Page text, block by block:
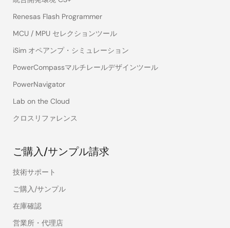
Renesas Flash Programmer
MCU / MPU セレクションツール
iSim オペアンプ・シミュレーション
PowerCompassマルチレールデザインツール
PowerNavigator
Lab on the Cloud
クロスリファレンス
ご購入/サンプル請求
技術サポート
ご購入/サンプル
在庫確認
営業所・代理店